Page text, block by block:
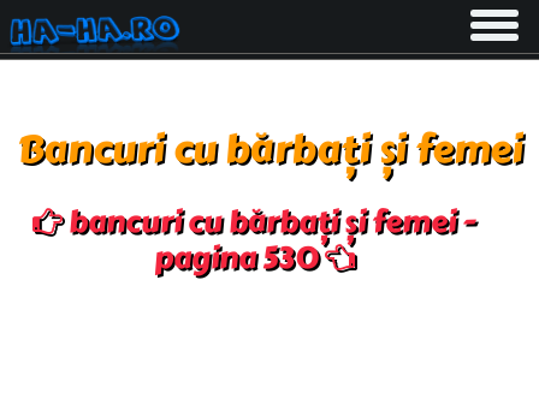
Toggle
Bancuri cu bărbați și femei
bancuri cu bărbați și femei -
pagina 530